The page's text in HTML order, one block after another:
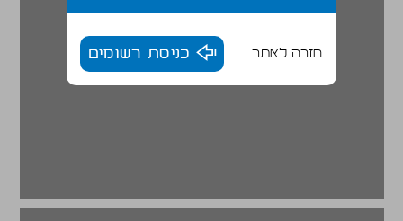
חזרה לאתר כניסת רשומים